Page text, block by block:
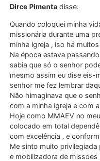
Dirce Pimenta disse:
Quando coloquei minha
missionária durante uma
minha igreja , iso há
Na época estava
sabia que só o senhor
mesmo assim eu dise eis-
senhor me fez lembrar
Não himaginava que o
com a minha igreja e com
Hoje como MMAEV no
colocado em total
com excelência , e
Me sinto muito
e mobilizadora de missoes